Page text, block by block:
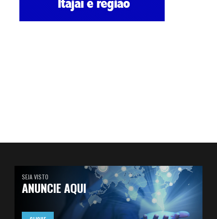
SEJA VISTO
ANUNCIE AQUI